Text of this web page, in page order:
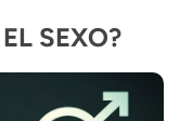
SEXO?